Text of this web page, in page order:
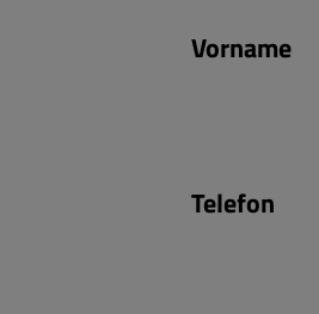
Vorname
Telefon